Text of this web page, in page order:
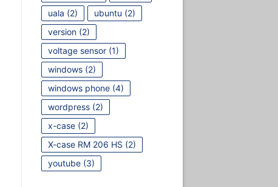
uala (2) ubuntu (2)
version(2)
voltage sensor(1)
windows(2)
windows phone(4)
wordpress(2)
x-case(2)
X-case RM 206 HS (2)
youtube(3)